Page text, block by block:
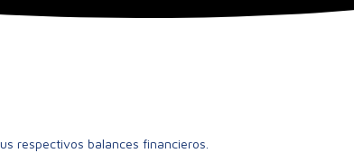
respectivos balances financieros.